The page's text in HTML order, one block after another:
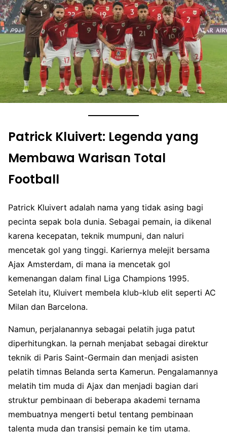
Patrick Kluivert: Legenda yang
Membawa Warisan Total
Football
Patrick Kluivert adalah nama yang tidak asing bagi
pecinta sepak bola dunia. Sebagai pemain, ia dikenal
karena kecepatan, teknik mumpuni, dan naluri
mencetak gol yang tinggi. Kariernya melejit bersama
Ajax Amsterdam, di mana ia mencetak gol
kemenangan dalam final Liga Champions 1995.
Setelah itu, Kluivert membela klub-klub elit seperti AC
Milan dan Barcelona.
Namun, perjalanannya sebagai pelatih juga patut
diperhitungkan. Ia pernah menjabat sebagai direktur
teknik di Paris Saint-Germain dan menjadi asisten
pelatih timnas Belanda serta Kamerun. Pengalamannya
melatih tim muda di Ajax dan menjadi bagian dari
struktur pembinaan di beberapa akademi ternama
membuatnya mengerti betul tentang pembinaan
talenta muda dan transisi pemain ke tim utama.